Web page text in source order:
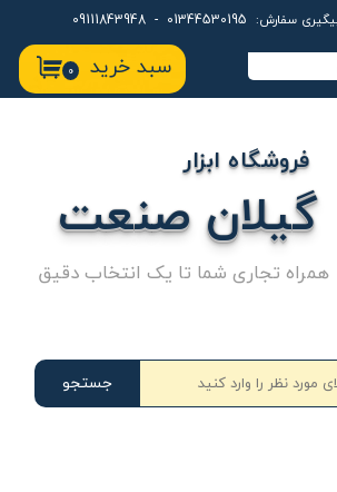
سفارش:
۰ سبد خرید
جستجو
گیلان صنعت
فروشگاه ابزار
همراه تجاری شما تا یک انتخاب دقیق